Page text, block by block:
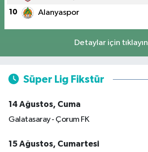
10 Alanyaspor
Detaylar için tıklayın
Süper Lig Fikstür
14 Ağustos, Cuma
Galatasaray - Çorum FK
15 Ağustos, Cumartesi